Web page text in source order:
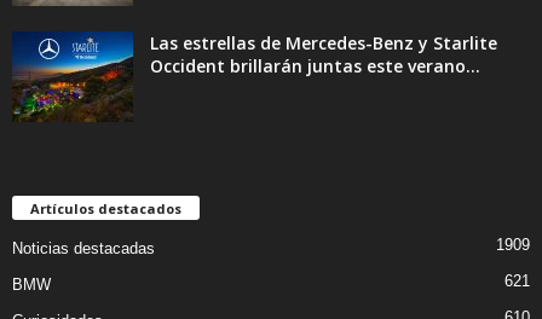
Las estrellas de Mercedes-Benz y Starlite
Occident brillarán juntas este verano...
Artículos destacados
Noticias destacadas 1909
BMW 621